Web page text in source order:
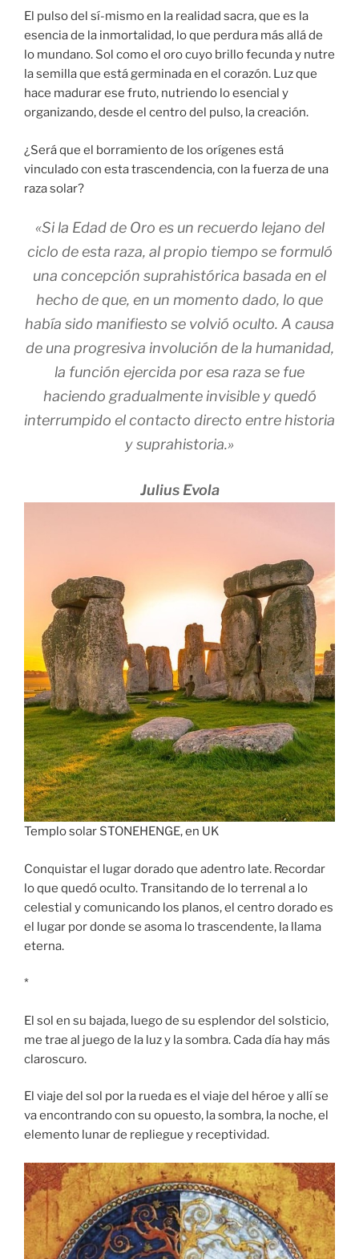
El pulso del sí-mismo en la realidad sacra, que es la
esencia de la inmortalidad, lo que perdura más allá de
lo mundano. Sol como el oro cuyo brillo fecunda y nutre
la semilla que está germinada en el corazón. Luz que
hace madurar ese fruto, nutriendo lo esencial y
organizando, desde el centro del pulso, la creación.
¿Será que el borramiento de los orígenes está
vinculado con esta trascendencia, con la fuerza de una
raza solar?
«Si la Edad de Oro es un recuerdo lejano del
ciclo de esta raza, al propio tiempo se formuló
una concepción suprahistórica basada en el
hecho de que, en un momento dado, lo que
había sido manifiesto se volvió oculto. A causa
de una progresiva involución de la humanidad,
la función ejercida por esa raza se fue
haciendo gradualmente invisible y quedó
interrumpido el contacto directo entre historia
y suprahistoria.»
Julius Evola
Templo solar STONEHENGE, en UK
Conquistar el lugar dorado que adentro late. Recordar
lo que quedó oculto. Transitando de lo terrenal a lo
celestial y comunicando los planos, el centro dorado es
el lugar por donde se asoma lo trascendente, la llama
eterna.
*
El sol en su bajada, luego de su esplendor del solsticio,
me trae al juego de la luz y la sombra. Cada día hay más
claroscuro.
El viaje del sol por la rueda es el viaje del héroe y allí se
va encontrando con su opuesto, la sombra, la noche, el
elemento lunar de repliegue y receptividad.